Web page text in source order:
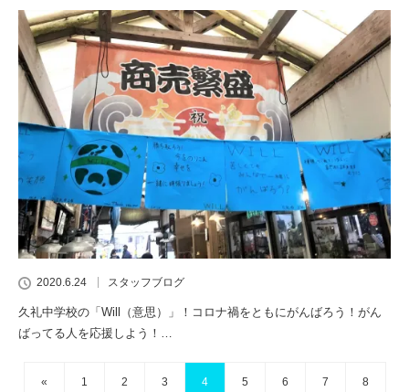
2020.6.24 スタッフブログ
久礼中学校の「Will（意思）」！コロナ禍をともにがんばろう！がん
ばってる人を応援しよう！…
« 1 2 3 4 5 6 7 8